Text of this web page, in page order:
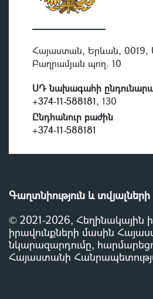
Հայաստան, Երևան, 0019,
Բաղրամյան պող. 10
ՍԴ նախագահի
+374-11-588181, 130
Ընդհանուր բաժին
+374-11-588181
Գաղտնիություն և
© 2021-2026, Հեղինակային
իրավունքների մասին
նկարազարդումը,
Հայաստանի